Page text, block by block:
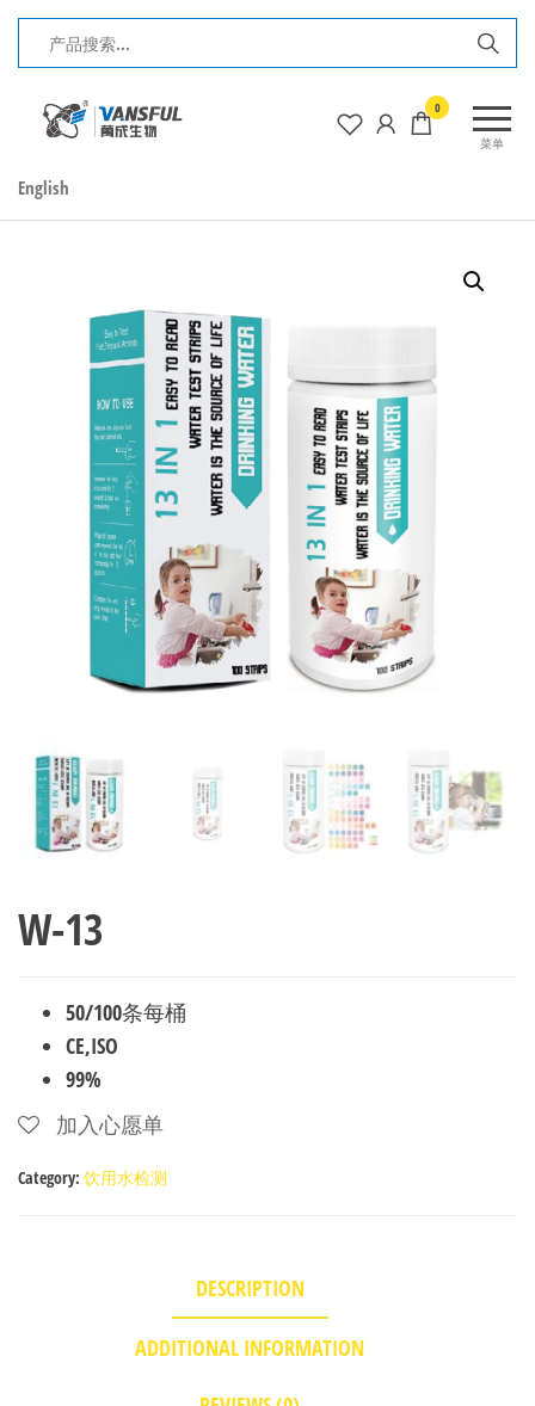
前
成
电
子
工
程
有
限
公
司
菜单
0
English
W-13
50/100条每桶
CE,ISO
99%
加入心愿单
Category: 饮用水检测
DESCRIPTION
ADDITIONAL INFORMATION